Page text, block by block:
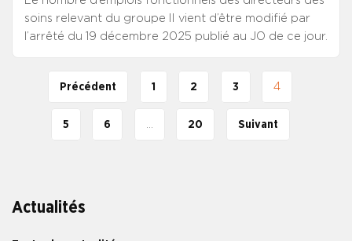
Actualités
soins relevant du groupe II vient d’être modifié par
l’arrêté du 19 décembre 2025 publié au JO de ce jour.
Précédent 1 2 3 4
5 6 … 20 Suivant